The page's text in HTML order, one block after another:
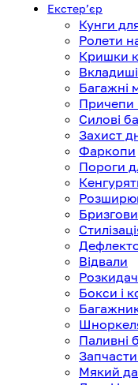
Екстерʼєр
Кунги
Ролети
Кришки
Багажні
Причепи
Силові
Захист
Фаркопи
Пороги
Відвали
Бокси і
Паливні
Мякий